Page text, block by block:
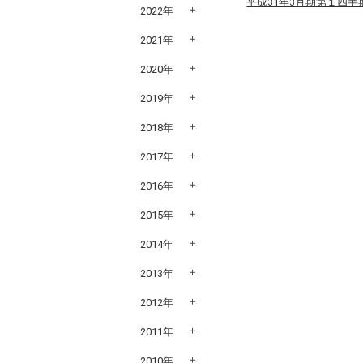
2022年
2021年
2020年
2019年
2018年
2017年
2016年
2015年
2014年
2013年
2012年
2011年